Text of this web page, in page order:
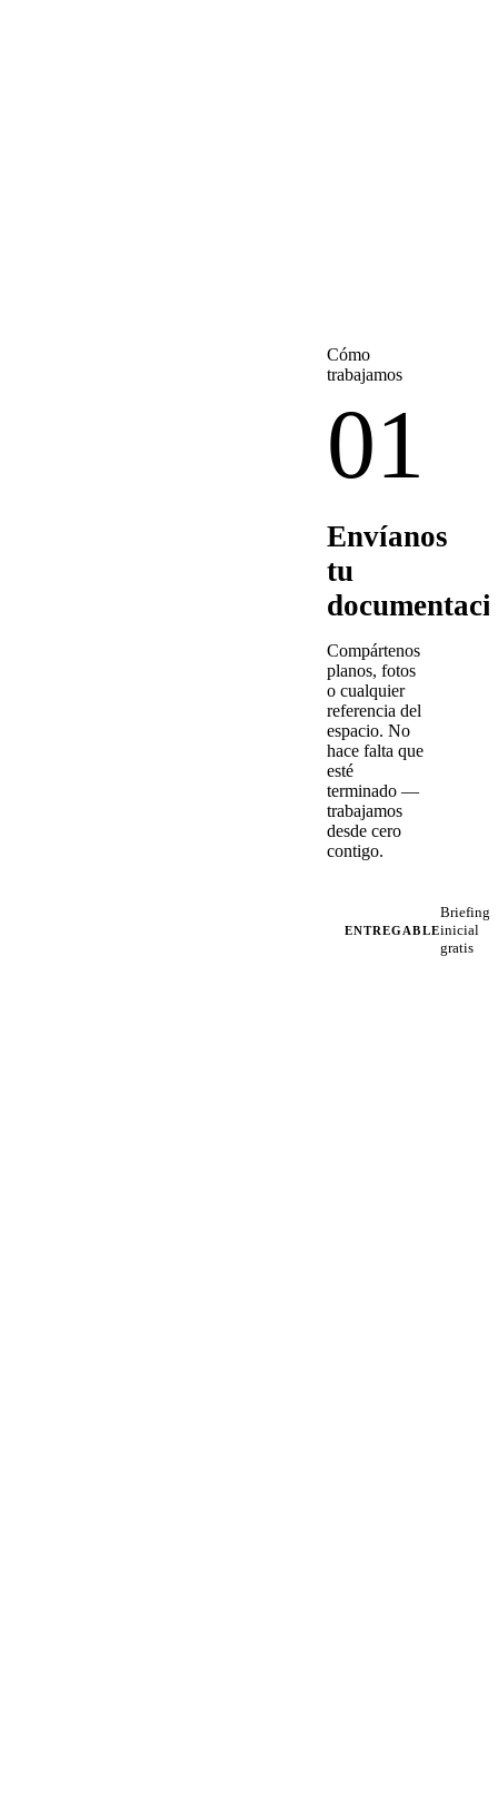
Cómo
trabajamos
01
Envíanos
tu
Compártenos
planos, fotos
o cualquier
referencia del
espacio. No
hace falta que
esté
terminado —
trabajamos
desde cero
contigo.
ENTREGABLE
Briefing
inicial
gratis